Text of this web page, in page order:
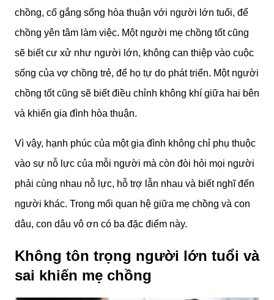
chồng, cố gắng sống hòa thuận với người lớn tuổi, để
chồng yên tâm làm việc. Một người mẹ chồng tốt cũng
sẽ biết cư xử như người lớn, không can thiệp vào cuộc
sống của vợ chồng trẻ, để họ tự do phát triển. Một người
chồng tốt cũng sẽ biết điều chỉnh không khí giữa hai bên
và khiến gia đình hòa thuận.
Vì vậy, hạnh phúc của một gia đình không chỉ phụ thuộc
vào sự nỗ lực của mỗi người mà còn đòi hỏi mọi người
phải cùng nhau nỗ lực, hỗ trợ lẫn nhau và biết nghĩ đến
người khác. Trong mối quan hệ giữa mẹ chồng và con
dâu, con dâu vô ơn có ba đặc điểm này.
Không tôn trọng người lớn tuổi và
sai khiến mẹ chồng